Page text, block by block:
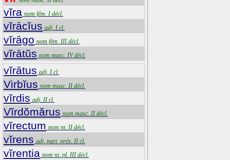
vĭra nom fém. I décl.
vĭrācĭus adj. I cl.
vĭrāgo nom fém. III décl.
vĭrātŭs nom masc. IV décl.
vĭrātus adj. I cl.
Virbĭus nom masc. II décl.
vĭrdis adj. II cl.
Vĭrdŏmărus nom masc. II décl.
vĭrectum nom nt. II décl.
vĭrens adj. part. prés. II cl.
vĭrentia nom nt. pl. III décl.